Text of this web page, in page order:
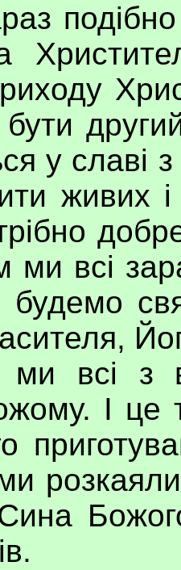
подібно
у славі
живих
ми всі
будемо
ми всі з
І це